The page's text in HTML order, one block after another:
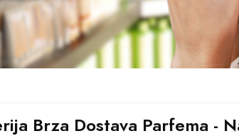
Brza Dostava Parfema -